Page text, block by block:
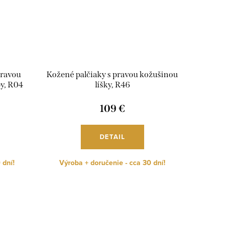
R04
dní!
Kožené palčiaky s pravou kožušinou
líšky, R46
109 €
DETAIL
Výroba + doručenie - cca 30 dní!